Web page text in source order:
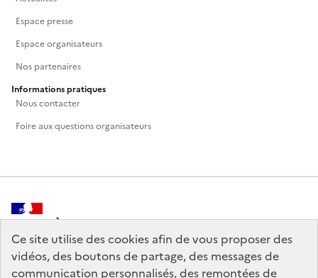
Ce site utilise des cookies afin de vous proposer des
vidéos, des boutons de partage, des messages de
communication personnalisés, des remontées de
Espace presse
Espace organisateurs
Nos partenaires
Informations pratiques
Nous contacter
Foire aux questions organisateurs
MINISTÈRE
DE LA CULTURE